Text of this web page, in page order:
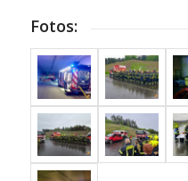
Fotos: